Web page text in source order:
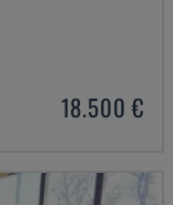
18.500 €